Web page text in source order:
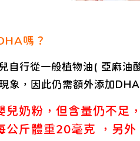
嗎？
自行從一般植物油( 亞麻
象，因此仍需額外添加DHA
兒奶粉，但含量仍不足
公斤體重20毫克 ，另